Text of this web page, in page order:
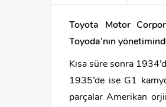
Toyota Motor
Toyoda’nın
Kısa süre sonra
1935’de ise G1
parçalar Amerikan